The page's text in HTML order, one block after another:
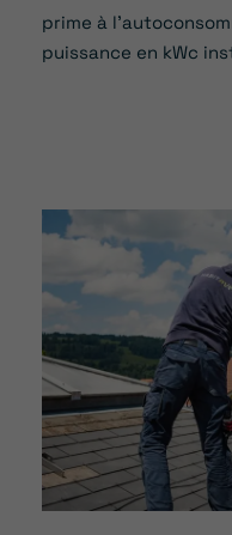
prime à
puissance en kWc